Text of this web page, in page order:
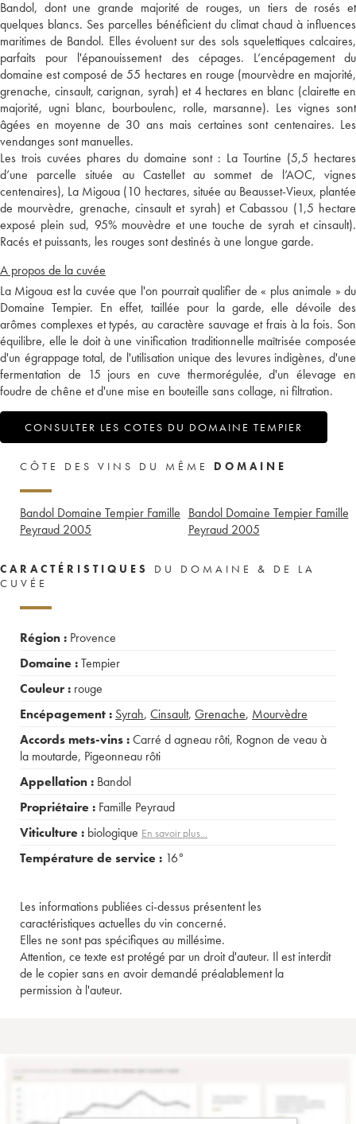
Bandol, dont une grande majorité de rouges, un tiers de rosés et
quelques blancs. Ses parcelles bénéficient du climat chaud à influences
maritimes de Bandol. Elles évoluent sur des sols squelettiques calcaires,
parfaits pour l'épanouissement des cépages. L’encépagement du
domaine est composé de 55 hectares en rouge (mourvèdre en majorité,
grenache, cinsault, carignan, syrah) et 4 hectares en blanc (clairette en
majorité, ugni blanc, bourboulenc, rolle, marsanne). Les vignes sont
âgées en moyenne de 30 ans mais certaines sont centenaires. Les
vendanges sont manuelles.
Les trois cuvées phares du domaine sont : La Tourtine (5,5 hectares
d’une parcelle située au Castellet au sommet de l’AOC, vignes
centenaires), La Migoua (10 hectares, située au Beausset-Vieux, plantée
de mourvèdre, grenache, cinsault et syrah) et Cabassou (1,5 hectare
exposé plein sud, 95% mouvèdre et une touche de syrah et cinsault).
Racés et puissants, les rouges sont destinés à une longue garde.
A propos de la cuvée
La Migoua est la cuvée que l'on pourrait qualifier de « plus animale » du
Domaine Tempier. En effet, taillée pour la garde, elle dévoile des
arômes complexes et typés, au caractère sauvage et frais à la fois. Son
équilibre, elle le doit à une vinification traditionnelle maîtrisée composée
d'un égrappage total, de l'utilisation unique des levures indigènes, d'une
fermentation de 15 jours en cuve thermorégulée, d'un élevage en
foudre de chêne et d'une mise en bouteille sans collage, ni filtration.
CONSULTER LES COTES DU DOMAINE TEMPIER
CÔTE DES VINS DU MÊME DOMAINE
Bandol Domaine Tempier Famille
Peyraud 2005
Bandol Domaine Tempier Famille
Peyraud 2005
CARACTÉRISTIQUES
DU DOMAINE & DE LA
CUVÉE
Région : Provence
Domaine :Tempier
Couleur : rouge
Encépagement : Syrah, Cinsault, Grenache, Mourvèdre
Accords mets-vins :Carré d agneau rôti, Rognon de veau à
la moutarde, Pigeonneau rôti
Appellation : Bandol
Propriétaire : Famille Peyraud
Viticulture : biologique En savoir plus...
Température de service : 16°
Les informations publiées ci-dessus présentent les
caractéristiques actuelles du vin concerné.
Elles ne sont pas spécifiques au millésime.
Attention, ce texte est protégé par un droit d'auteur. Il est interdit
de le copier sans en avoir demandé préalablement la
permission à l'auteur.